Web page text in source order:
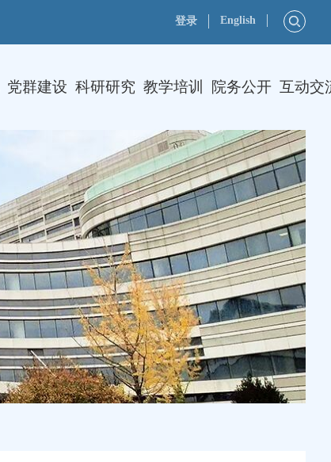
登录 English
党群建设 科研研究 教学培训 院务公开 互动交